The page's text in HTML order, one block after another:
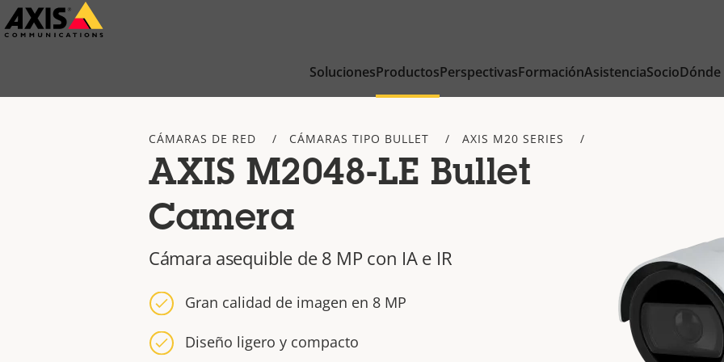
Saltar
al
SolucionesProductosPerspectivasFormaciónAsistenciaSocio
CÁMARAS DE RED CÁMARAS TIPO BULLET AXIS M20 SERIES
AXIS M2048-LE Bullet
Camera
Cámara asequible de 8 MP con IA e IR
Gran calidad de imagen en 8 MP
Diseño ligero y compacto